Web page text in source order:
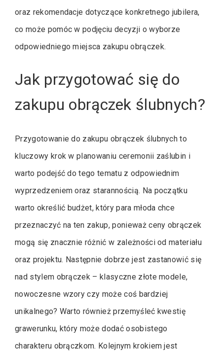
oraz rekomendacje dotyczące konkretnego jubilera,
co może pomóc w podjęciu decyzji o wyborze
odpowiedniego miejsca zakupu obrączek.
Jak przygotować się do
zakupu obrączek ślubnych?
Przygotowanie do zakupu obrączek ślubnych to
kluczowy krok w planowaniu ceremonii zaślubin i
warto podejść do tego tematu z odpowiednim
wyprzedzeniem oraz starannością. Na początku
warto określić budżet, który para młoda chce
przeznaczyć na ten zakup, ponieważ ceny obrączek
mogą się znacznie różnić w zależności od materiału
oraz projektu. Następnie dobrze jest zastanowić się
nad stylem obrączek – klasyczne złote modele,
nowoczesne wzory czy może coś bardziej
unikalnego? Warto również przemyśleć kwestię
grawerunku, który może dodać osobistego
charakteru obrączkom. Kolejnym krokiem jest